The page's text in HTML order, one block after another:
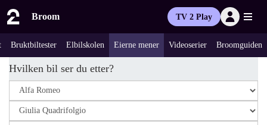
Broom TV 2 Play
Bruktbiltester Elbilskolen Eierne mener Videoserier Broomguiden
Hvilken bil ser du etter?